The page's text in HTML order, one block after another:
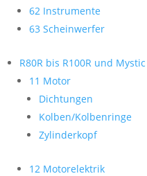
62 Instrumente
63 Scheinwerfer
R80R bis R100R und Mystic
11 Motor
Dichtungen
Kolben/Kolbenringe
Zylinderkopf
12 Motorelektrik